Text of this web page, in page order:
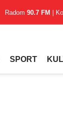
Radom 90.7 FM |
SPORT